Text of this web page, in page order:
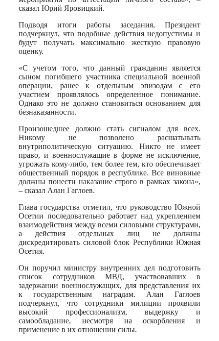
сказал Юрий Яровицкий.
Подводя итоги работы заседания, Президент
подчеркнул, что подобные действия недопустимы и
будут получать максимально жесткую правовую
оценку.
«С учетом того, что данный гражданин является
сыном погибшего участника специальной военной
операции, ранее к отдельным эпизодам с его
участием проявлялось определенное понимание.
Однако это не должно становиться основанием для
безнаказанности.
Произошедшее должно стать сигналом для всех.
Никому не позволено расшатывать
внутриполитическую ситуацию. Никто не имеет
право, и военнослужащие в форме не исключение,
угрожать кому-либо, тем более тем, кто обеспечивает
общественный порядок в республике. Все виновные
должны понести наказание строго в рамках закона»,
– сказал Алан Гаглоев.
Глава государства отметил, что руководство Южной
Осетии последовательно работает над укреплением
взаимодействия между всеми силовыми структурами,
а действия отдельных лиц не должны
дискредитировать силовой блок Республики Южная
Осетия.
Он поручил министру внутренних дел подготовить
список сотрудников МВД, участвовавших в
задержании военнослужащих, для представления их
к государственным наградам. Алан Гаглоев
подчеркнул, что сотрудники милиции проявили
высокий профессионализм, выдержку и
самообладание, несмотря на оскорбления и
применение в их отношении силы.